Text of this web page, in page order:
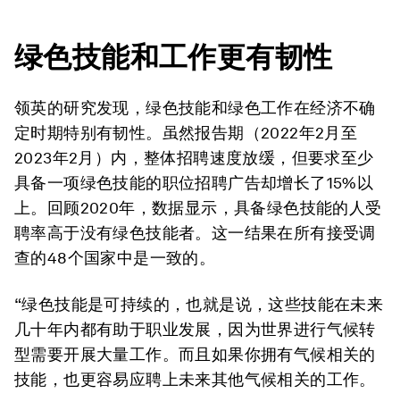
绿色技能和工作更有韧性
领英的研究发现，绿色技能和绿色工作在经济不确
定时期特别有韧性。虽然报告期（2022年2月至
2023年2月）内，整体招聘速度放缓，但要求至少
具备一项绿色技能的职位招聘广告却增长了15%以
上。回顾2020年，数据显示，具备绿色技能的人受
聘率高于没有绿色技能者。这一结果在所有接受调
查的48个国家中是一致的。
“绿色技能是可持续的，也就是说，这些技能在未来
几十年内都有助于职业发展，因为世界进行气候转
型需要开展大量工作。而且如果你拥有气候相关的
技能，也更容易应聘上未来其他气候相关的工作。